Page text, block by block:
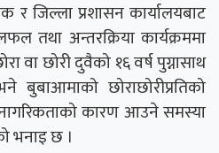
जिल्ला प्रशासन कार्यालयबाट
तथा अन्तरक्रिया कार्यक्रममा
वा छोरी दुवैको १६ वर्ष पुग्नासाथ
बुबाआमाको छोराछोरीप्रतिको
कारण आउने समस्या
भनाइ छ ।